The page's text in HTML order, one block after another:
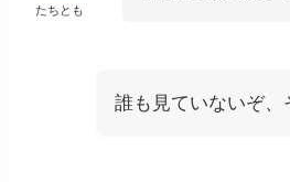
たちとも
誰も見ていないぞ、